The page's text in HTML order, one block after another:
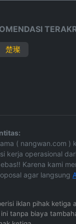
楚璨
(
kerja operasional
Karena kami
agar langsung
iklan pihak
tanpa biaya